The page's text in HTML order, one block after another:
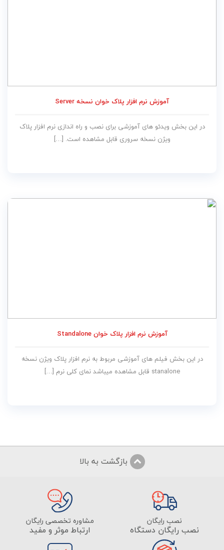
آموزش نرم افزار پلاک خوان نسخه Server
در این بخش ویدئو های آموزشی برای نصب و راه اندازی نرم افزار پلاک
ویژن نسخه سروری قابل مشاهده است. […]
آموزش نرم افزار پلاک خوان Standalone
در این بخش فیلم های آموزشی مربوط به نرم افزار پلاک ویژن نسخه
stanalone قابل مشاهده میباشد نمای کلی نرم […]
بازگشت به بالا
نصب رایگان
نصب رایگان دستگاه
مشاوره تخصصی رایگان
ارتباط موثر و مفید